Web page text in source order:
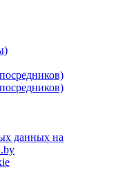
данных на